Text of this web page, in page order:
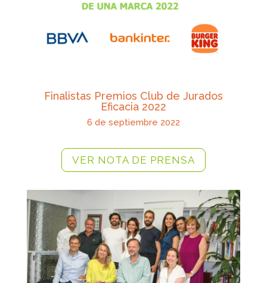
Finalistas Premios Club de Jurados
Eficacia 2022
6 de septiembre 2022
VER NOTA DE PRENSA